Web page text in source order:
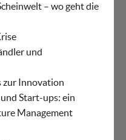
– wo geht die
und
zur Innovation
Start-ups: ein
Management